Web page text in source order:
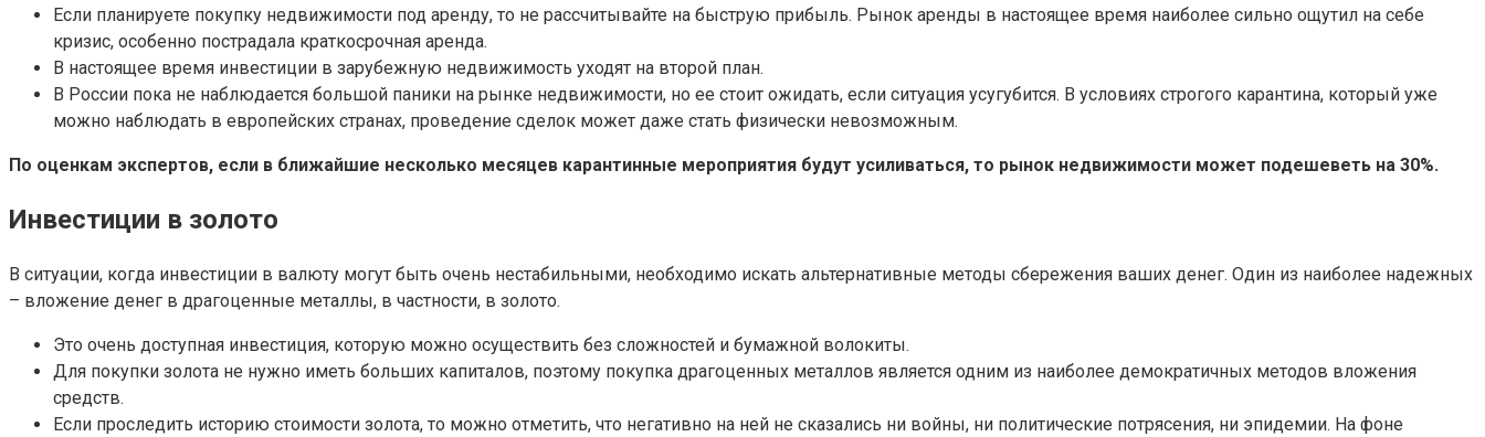
Если планируете покупку недвижимости под аренду, то не рассчитывайте на быструю прибыль. Рынок аренды в настоящее время наиболее сильно ощутил на себе
кризис, особенно пострадала краткосрочная аренда.
В настоящее время инвестиции в зарубежную недвижимость уходят на второй план.
В России пока не наблюдается большой паники на рынке недвижимости, но ее стоит ожидать, если ситуация усугубится. В условиях строгого карантина, который уже
можно наблюдать в европейских странах, проведение сделок может даже стать физически невозможным.
По оценкам экспертов, если в ближайшие несколько месяцев карантинные мероприятия будут усиливаться, то рынок недвижимости может подешеветь на 30%.
Инвестиции в золото
В ситуации, когда инвестиции в валюту могут быть очень нестабильными, необходимо искать альтернативные методы сбережения ваших денег. Один из наиболее надежных
– вложение денег в драгоценные металлы, в частности, в золото.
Это очень доступная инвестиция, которую можно осуществить без сложностей и бумажной волокиты.
Для покупки золота не нужно иметь больших капиталов, поэтому покупка драгоценных металлов является одним из наиболее демократичных методов вложения
средств.
Если проследить историю стоимости золота, то можно отметить, что негативно на ней не сказались ни войны, ни политические потрясения, ни эпидемии. На фоне